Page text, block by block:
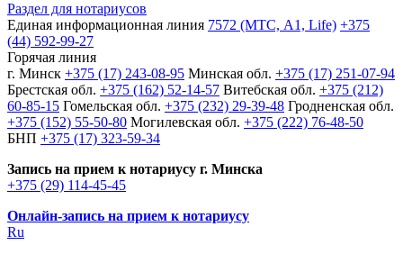
Раздел для нотариусов
Единая информационная линия 7572 (МТС, A1, Life) +375
(44) 592-99-27
Горячая линия
г. Минск +375 (17) 243-08-95 Минская обл. +375 (17) 251-07-94
Брестская обл. +375 (162) 52-14-57 Витебская обл. +375 (212)
60-85-15 Гомельская обл. +375 (232) 29-39-48 Гродненская обл.
+375 (152) 55-50-80 Могилевская обл. +375 (222) 76-48-50
БНП +375 (17) 323-59-34
Запись на прием к нотариусу г. Минска
+375 (29) 114-45-45
Онлайн-запись на прием к нотариусу
Ru